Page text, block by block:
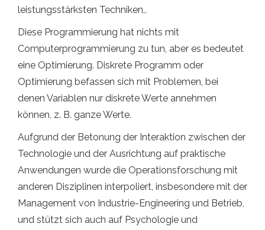
leistungsstärksten Techniken,.
Diese Programmierung hat nichts mit
Computerprogrammierung zu tun, aber es bedeutet
eine Optimierung. Diskrete Programm oder
Optimierung befassen sich mit Problemen, bei
denen Variablen nur diskrete Werte annehmen
können, z. B. ganze Werte.
Aufgrund der Betonung der Interaktion zwischen der
Technologie und der Ausrichtung auf praktische
Anwendungen wurde die Operationsforschung mit
anderen Disziplinen interpoliert, insbesondere mit der
Management von Industrie-Engineering und Betrieb,
und stützt sich auch auf Psychologie und